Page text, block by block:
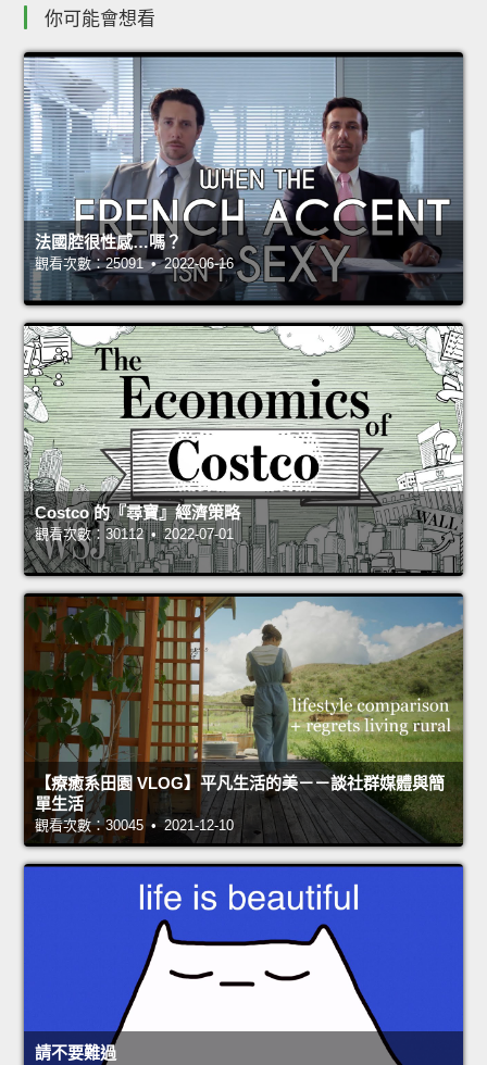
你可能會想看
法國腔很性感…嗎？
觀看次數：25091 • 2022-06-16
Costco 的『尋寶』經濟策略
觀看次數：30112 • 2022-07-01
【療癒系田園 VLOG】平凡生活的美－－談社群媒體與簡
單生活
觀看次數：30045 • 2021-12-10
請不要難過